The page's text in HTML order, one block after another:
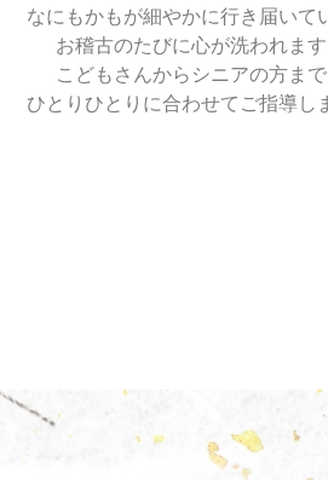
なにもかもが細やかに行き届いて
お稽古のたびに心が洗われます
こどもさんからシニアの方まで
ひとりひとりに合わせてご指導し